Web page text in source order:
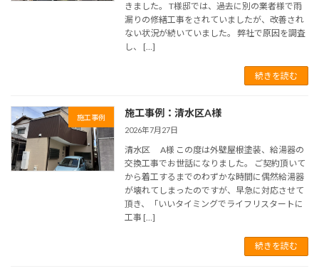
きました。 T様邸では、過去に別の業者様で雨
漏りの修繕工事をされていましたが、改善され
ない状況が続いていました。 弊社で原因を調査
し、 […]
続きを読む
施工事例 施工事例：清水区A様
2026年7月27日
清水区 A様 この度は外壁屋根塗装、給湯器の
交換工事でお世話になりました。 ご契約頂いて
から着工するまでのわずかな時間に偶然給湯器
が壊れてしまったのですが、早急に対応させて
頂き、「いいタイミングでライフリスタートに
工事 […]
続きを読む